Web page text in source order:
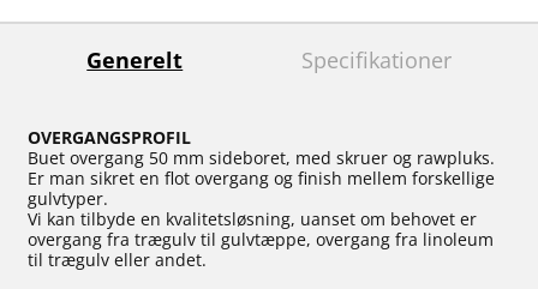
Generelt Specifikationer
OVERGANGSPROFIL
Buet overgang 50 mm sideboret, med skruer og rawpluks.
Er man sikret en flot overgang og finish mellem forskellige
gulvtyper.
Vi kan tilbyde en kvalitetsløsning, uanset om behovet er
overgang fra trægulv til gulvtæppe, overgang fra linoleum
til trægulv eller andet.